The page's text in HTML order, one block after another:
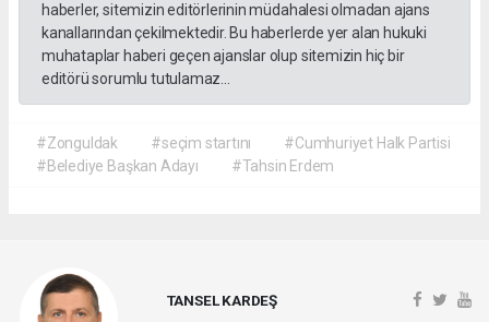
haberler, sitemizin editörlerinin müdahalesi olmadan ajans
kanallarından çekilmektedir. Bu haberlerde yer alan hukuki
muhataplar haberi geçen ajanslar olup sitemizin hiç bir
editörü sorumlu tutulamaz...
#Zonguldak #seçim startını
#Cumhuriyet Halk Partisi
#Belediye Başkan Adayı
#Tahsin Erdem
TANSEL KARDEŞ